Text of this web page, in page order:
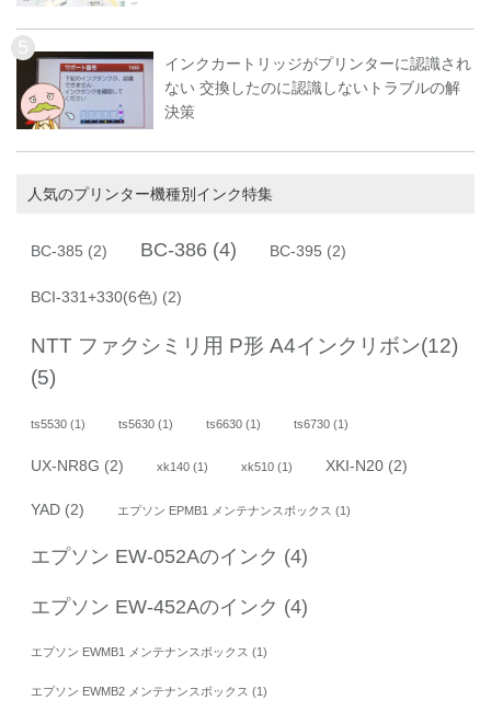
インクカートリッジがプリンターに認識され
ない 交換したのに認識しないトラブルの解
決策
人気のプリンター機種別インク特集
BC-385 (2) BC-386 (4) BC-395 (2)
BCI-331+330(6色) (2)
NTT ファクシミリ用 P形 A4インクリボン(12)
(5)
ts5530 (1) ts5630 (1) ts6630 (1) ts6730 (1)
UX-NR8G (2) xk140 (1) xk510 (1) XKI-N20 (2)
YAD (2) エプソン EPMB1 メンテナンスボックス (1)
エプソン EW-052Aのインク (4)
エプソン EW-452Aのインク (4)
エプソン EWMB1 メンテナンスボックス (1)
エプソン EWMB2 メンテナンスボックス (1)